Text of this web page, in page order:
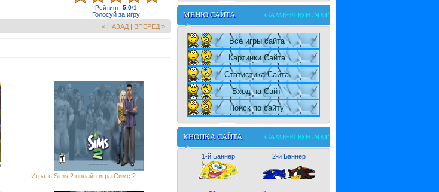
Рейтинг: 5.0/1
Голосуй за игру
« НАЗАД | ВПЕРЕД »
Играть Sims 2 онлайн игра Симс 2
МЕНЮ САЙТА
Все игры сайта
Картинки Сайта
Статистика Сайта
Вход на Сайт
Поиск по сайту
КНОПКА САЙТА
1-й Баннер 2-й Баннер